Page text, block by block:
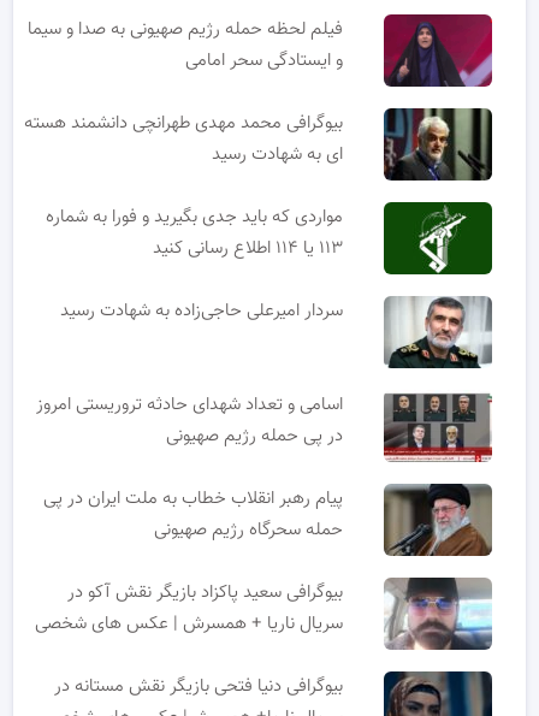
فیلم لحظه حمله رژیم صهیونی به صدا و سیما
و ایستادگی سحر امامی
بیوگرافی محمد مهدی طهرانچی دانشمند هسته
ای به شهادت رسید
مواردی که باید جدی بگیرید و فورا به شماره
۱۱۳ یا ۱۱۴ اطلاع رسانی کنید
سردار امیرعلی حاجی‌زاده به شهادت رسید
اسامی و تعداد شهدای حادثه تروریستی امروز
در پی حمله رژیم صهیونی
پیام رهبر انقلاب خطاب به ملت ایران در پی
حمله سحرگاه رژیم صهیونی
بیوگرافی سعید پاکزاد بازیگر نقش آکو در
سریال ناریا + همسرش | عکس های شخصی
بیوگرافی دنیا فتحی بازیگر نقش مستانه در